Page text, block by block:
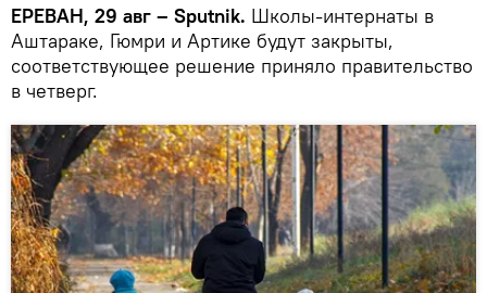
ЕРЕВАН, 29 авг – Sputnik. Школы-интернаты в
Аштараке, Гюмри и Артике будут закрыты,
соответствующее решение приняло правительство
в четверг.